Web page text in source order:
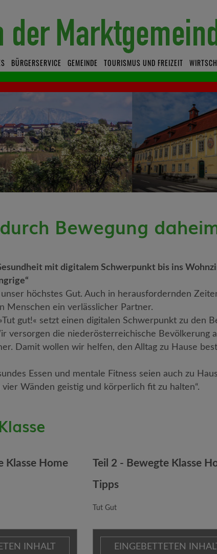
BÜRGERSERVICE GEMEINDE TOURISMUS UND FREIZEIT
Bewegung
mit digitalem Schwerpunkt bis ins
höchstes Gut. Auch in herausfordernden
Menschen ein verlässlicher Partner.
gut!« setzt einen digitalen Schwerpunkt zu den
versorgen die niederösterreichische Bevölkerung
Damit wollen wir helfen, den Alltag zu Hause
Essen und mentale Fitness seien auch zu
vier Wänden geistig und körperlich fit zu halten“.
Klasse Home
INHALT
Teil 2 - Bewegte Klasse
Tipps
Tut Gut
EINGEBETTETEN INHALT